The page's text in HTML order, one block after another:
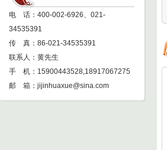
电 话：400-002-6926、021-
34535391
传 真：86-021-34535391
联系人：黄先生
手 机：15900443528,18917067275
邮 箱： jijinhuaxue@sina.com